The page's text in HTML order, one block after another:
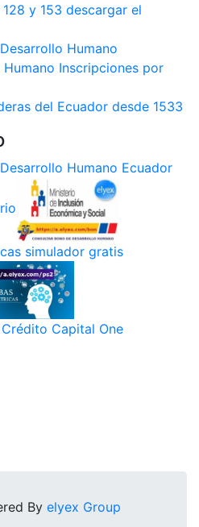
y 153 descargar el
Humano
Inscripciones por
del Ecuador desde 1533
Humano Ecuador
simulador gratis
Capital One
By elyex Group